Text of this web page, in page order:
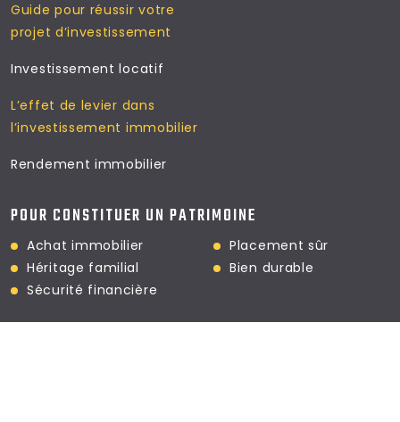
Guide pour réussir votre
projet d’investissement
Investissement locatif
L’effet de levier dans
l’investissement immobilier
Rendement immobilier
POUR CONSTITUER UN PATRIMOINE
Achat immobilier
Héritage familial
Sécurité financière
Placement sûr
Bien durable